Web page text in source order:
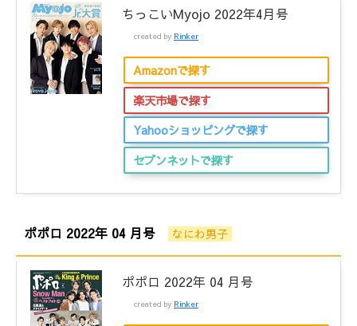
ちっこいMyojo 2022年4月号
created by Rinker
Amazonで探す
楽天市場で探す
Yahooショッピングで探す
セブンネットで探す
ポポロ 2022年 04 月号 なにわ男子
ポポロ 2022年 04 月号
created by Rinker